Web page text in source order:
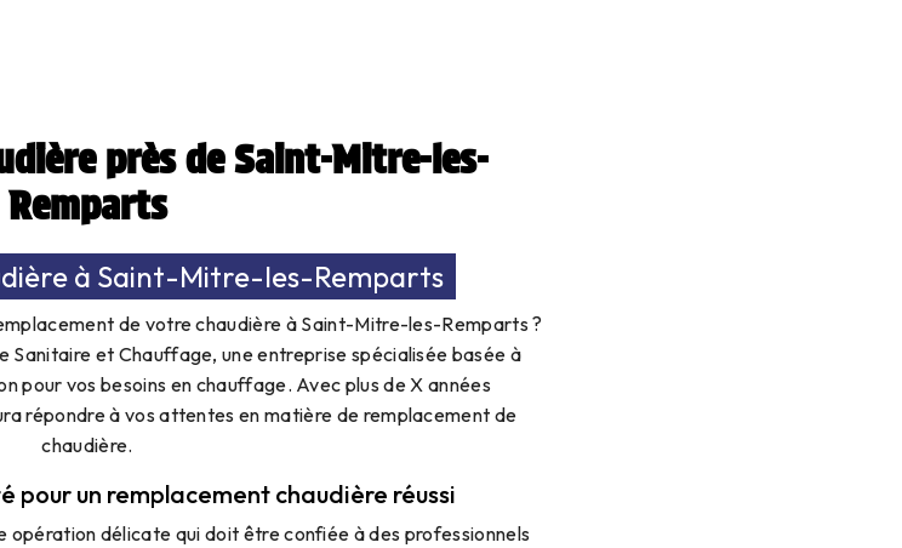
près de Saint-Mitre-les-
Remparts
à Saint-Mitre-les-Remparts
de votre chaudière à Saint-Mitre-les-Remparts ?
Sanitaire et Chauffage, une entreprise spécialisée basée à
pour vos besoins en chauffage. Avec plus de X années
répondre à vos attentes en matière de remplacement de
chaudière.
pour un remplacement chaudière réussi
opération délicate qui doit être confiée à des professionnels